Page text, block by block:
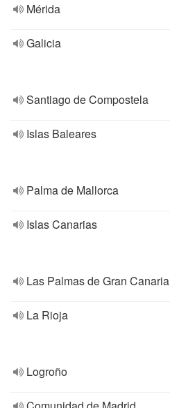
Mérida
Galicia
Santiago de Compostela
Islas Baleares
Palma de Mallorca
Islas Canarias
Las Palmas de Gran Canaria
La Rioja
Logroño